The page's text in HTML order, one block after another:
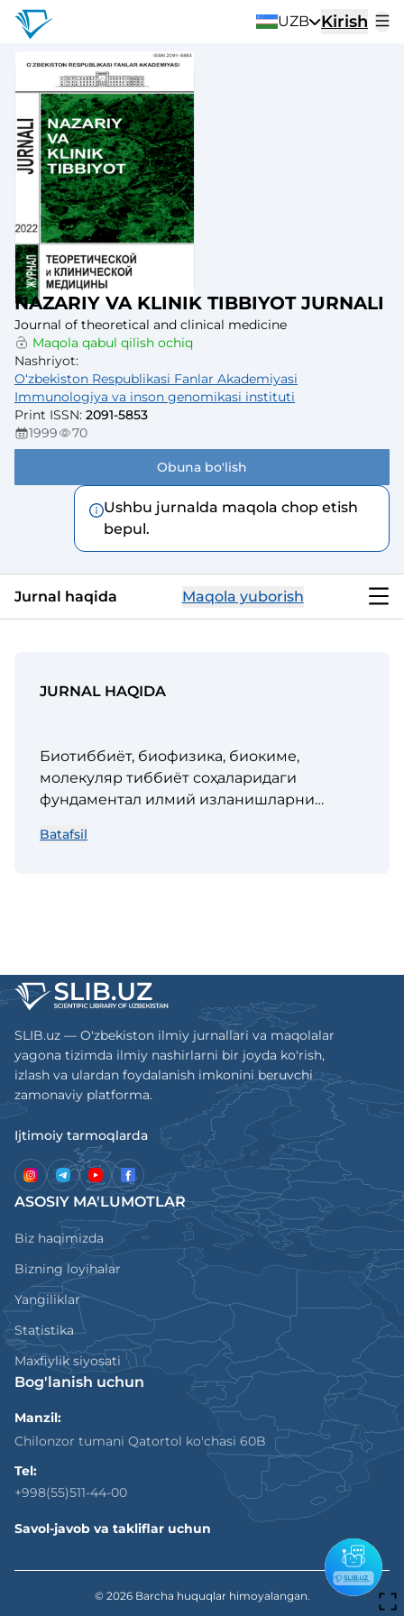
UZB Kirish
NAZARIY VA KLINIK TIBBIYOT JURNALI
Journal of theoretical and clinical medicine
Maqola qabul qilish ochiq
Nashriyot:
Oʻzbekiston Respublikasi Fanlar Akademiyasi
Immunologiya va inson genomikasi instituti
Print ISSN: 2091-5853
1999
70
Obuna bo'lish
Ushbu jurnalda maqola chop etish
bepul.
Jurnal haqida Maqola yuborish
JURNAL HAQIDA
Биотиббиёт, биофизика, биокиме,
молекуляр тиббиёт соҳаларидаги
фундаментал илмий изланишларни
тиббиет йўналишлари бўйича илмий
Batafsil
SLIB.uz — O'zbekiston ilmiy jurnallari va maqolalar
yagona tizimda ilmiy nashirlarni bir joyda ko'rish,
izlash va ulardan foydalanish imkonini beruvchi
zamonaviy platforma.
Ijtimoiy tarmoqlarda
ASOSIY MA'LUMOTLAR
Biz haqimizda
Bizning loyihalar
Yangiliklar
Statistika
Maxfiylik siyosati
Bog'lanish uchun
Manzil:
Chilonzor tumani Qatortol ko'chasi 60B
Tel:
+998(55)511-44-00
Savol-javob va takliflar uchun
© 2026 Barcha huquqlar himoyalangan.